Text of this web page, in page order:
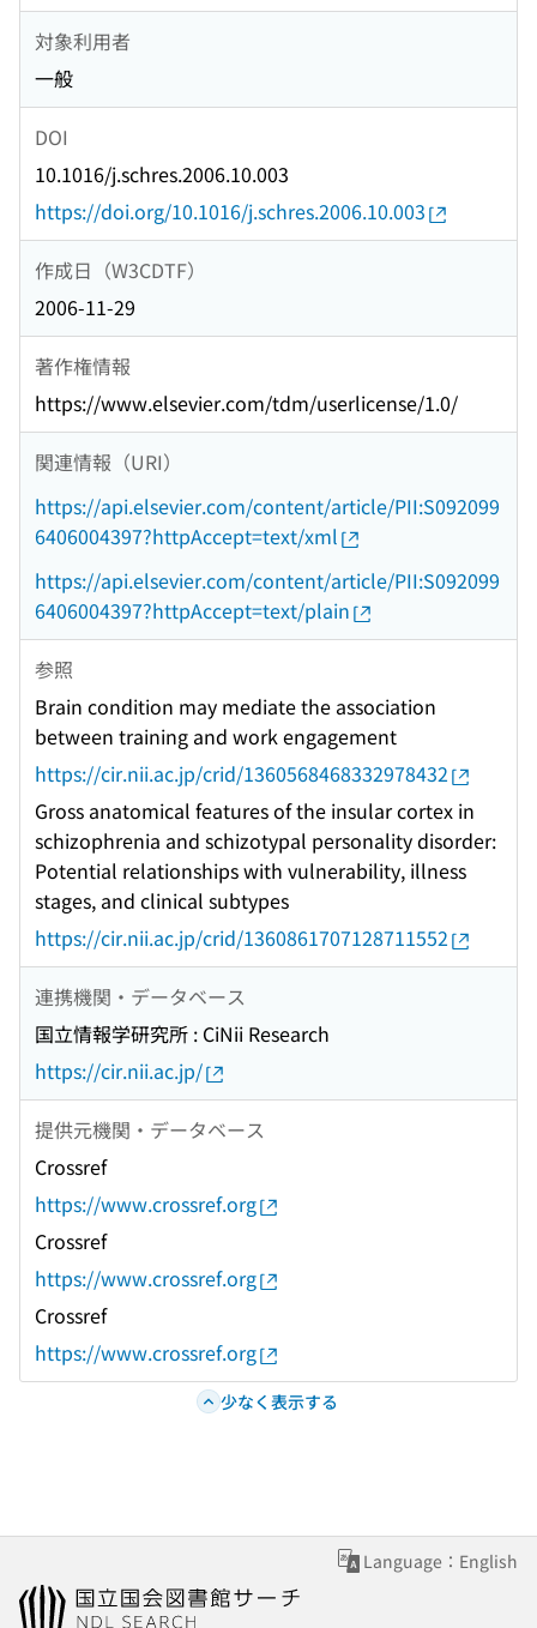
対象利用者
一般
DOI
10.1016/j.schres.2006.10.003
https://doi.org/10.1016/j.schres.2006.10.003
作成日（W3CDTF）
2006-11-29
著作権情報
https://www.elsevier.com/tdm/userlicense/1.0/
関連情報（URI）
https://api.elsevier.com/content/article/PII:S092099
6406004397?httpAccept=text/xml
https://api.elsevier.com/content/article/PII:S092099
6406004397?httpAccept=text/plain
参照
Brain condition may mediate the association
between training and work engagement
https://cir.nii.ac.jp/crid/1360568468332978432
Gross anatomical features of the insular cortex in
schizophrenia and schizotypal personality disorder:
Potential relationships with vulnerability, illness
stages, and clinical subtypes
https://cir.nii.ac.jp/crid/1360861707128711552
連携機関・データベース
国立情報学研究所 : CiNii Research
https://cir.nii.ac.jp/
提供元機関・データベース
Crossref
https://www.crossref.org
Crossref
https://www.crossref.org
Crossref
https://www.crossref.org
少なく表示する
Language：English